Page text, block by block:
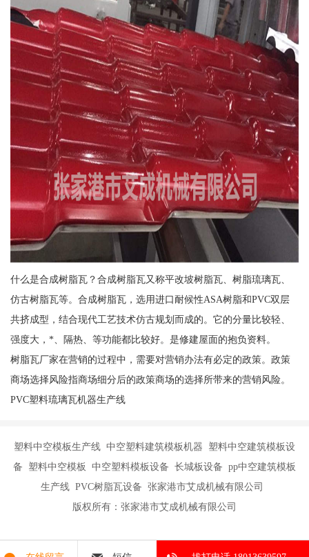
什么是合成树脂瓦？合成树脂瓦又称平改坡树脂瓦、树脂琉璃瓦、
仿古树脂瓦等。合成树脂瓦，选用进口耐候性ASA树脂和PVC双层
共挤成型，结合现代工艺技术仿古规划而成的。它的分量比较轻、
强度大，*、隔热、等功能都比较好。是修建屋面的抱负资料。
树脂瓦厂家在营销的过程中，需要对营销办法有必定的政策。政策
商场选择风险指商场细分后的政策商场的选择所带来的营销风险。
PVC塑料琉璃瓦机器生产线
塑料中空模板生产线 中空塑料建筑模板机器 塑料中空建筑模板设
备 塑料中空模板 中空塑料模板设备 长城板设备 pp中空建筑模板
生产线 PVC树脂瓦设备 张家港市艾成机械有限公司
版权所有：张家港市艾成机械有限公司